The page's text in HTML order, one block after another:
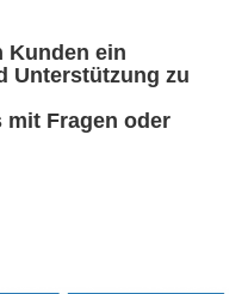
Kunden ein
Unterstützung zu
mit Fragen oder